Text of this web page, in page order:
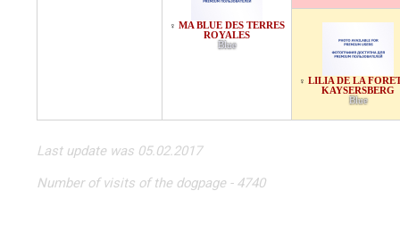
♀ MA BLUE DES TERRES
ROYALES
Blue
♀ LILIA DE LA
KAYSERSBERG
Blue
Last update was 05.02.2017
Number of visits of the dogpage - 4740